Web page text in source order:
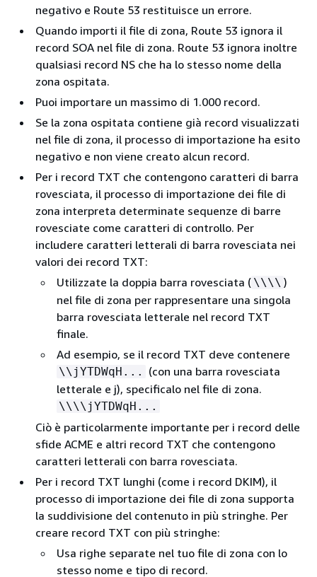
negativo e Route 53 restituisce un errore.
Quando importi il file di zona, Route 53 ignora il
record SOA nel file di zona. Route 53 ignora inoltre
qualsiasi record NS che ha lo stesso nome della
zona ospitata.
Puoi importare un massimo di 1.000 record.
Se la zona ospitata contiene già record visualizzati
nel file di zona, il processo di importazione ha esito
negativo e non viene creato alcun record.
Per i record TXT che contengono caratteri di barra
rovesciata, il processo di importazione dei file di
zona interpreta determinate sequenze di barre
rovesciate come caratteri di controllo. Per
includere caratteri letterali di barra rovesciata nei
valori dei record TXT:
Utilizzate la doppia barra rovesciata ( \\\\ )
nel file di zona per rappresentare una singola
barra rovesciata letterale nel record TXT
finale.
Ad esempio, se il record TXT deve contenere
\\jYTDWqH...
(con una barra rovesciata
letterale e j), specificalo nel file di zona.
\\\\jYTDWqH...
Ciò è particolarmente importante per i record delle
sfide ACME e altri record TXT che contengono
caratteri letterali con barra rovesciata.
Per i record TXT lunghi (come i record DKIM), il
processo di importazione dei file di zona supporta
la suddivisione del contenuto in più stringhe. Per
creare record TXT con più stringhe:
Usa righe separate nel tuo file di zona con lo
stesso nome e tipo di record.